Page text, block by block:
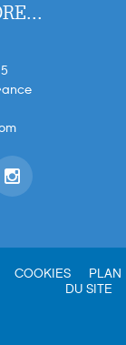
COOKIES
PLAN
DU SITE